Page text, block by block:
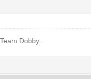
Dobby.